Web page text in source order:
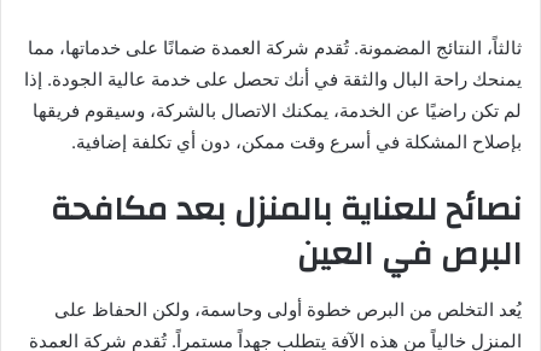
ثالثاً، النتائج المضمونة. تُقدم شركة العمدة ضمانًا على خدماتها، مما
يمنحك راحة البال والثقة في أنك تحصل على خدمة عالية الجودة. إذا
لم تكن راضيًا عن الخدمة، يمكنك الاتصال بالشركة، وسيقوم فريقها
بإصلاح المشكلة في أسرع وقت ممكن، دون أي تكلفة إضافية.
نصائح للعناية بالمنزل بعد مكافحة
البرص في العين
يُعد التخلص من البرص خطوة أولى وحاسمة، ولكن الحفاظ على
المنزل خالياً من هذه الآفة يتطلب جهداً مستمراً. تُقدم شركة العمدة